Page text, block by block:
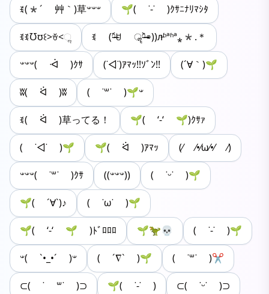
ꉂ(*´ 艸｀)草𐤔𐤔𐤔 🌱( ˙-˙ )ｸｻﾆﾅﾘﾏｼﾀ
ꉂꉂƱʊ꒰>ꈊ<ૢ ꉂ (ᵔ̴̶̤᷄ꇴ ॣᵔ̴̶̤᷅⌯))л̵ʱªʱª⁎*.＊
𐤔𐤔𐤔( ᐙ )ｸｻ (˙◁˙)ｱﾏｯ!!ｿﾞﾝ!! (´∀｀)🌱
ʬ( ᐛ )ʬ ( ˙꒳​˙ )🌱𐤔
ꉂ( ᐛ )草ってる！ 🌱( ‘-‘ 🌱)ｸｻｧ
( ˙◁˙ )🌱 🌱( ᐛ )ｱﾏｯ (⁄ ⁄•⁄ω⁄•⁄ ⁄)
𐤔𐤔𐤔( ˙꒳​˙ )ｸｻ ((𐤔𐤔𐤔)) ( ˙ᵕ˙ )🌱
🌱( ´∀`)♪ ( ˙ω˙ )🌱
🌱( ‘-‘ 🌱 )ﾄﾞﾛﾛﾛ 🌱🦖💀 ( ˙-˙ )🌱
𐤔( ´•_•` )𐤔 ( ´∇` )🌱 ( ˙꒳​˙ )✂️
⊂( ˙ ꒳˙ )⊃ 🌱( ˙-˙ )️ ⊂( ˙ᵕ˙ )⊃